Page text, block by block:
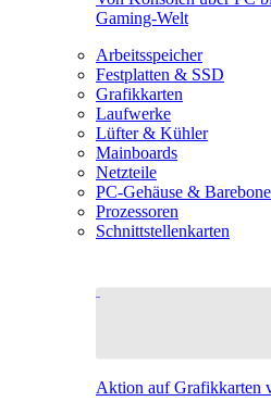
Gaming-Welt
Arbeitsspeicher
Festplatten & SSD
Grafikkarten
Laufwerke
Lüfter & Kühler
Mainboards
Netzteile
PC-Gehäuse &
Prozessoren
Schnittstellenkarten
Aktion auf Grafikkarten